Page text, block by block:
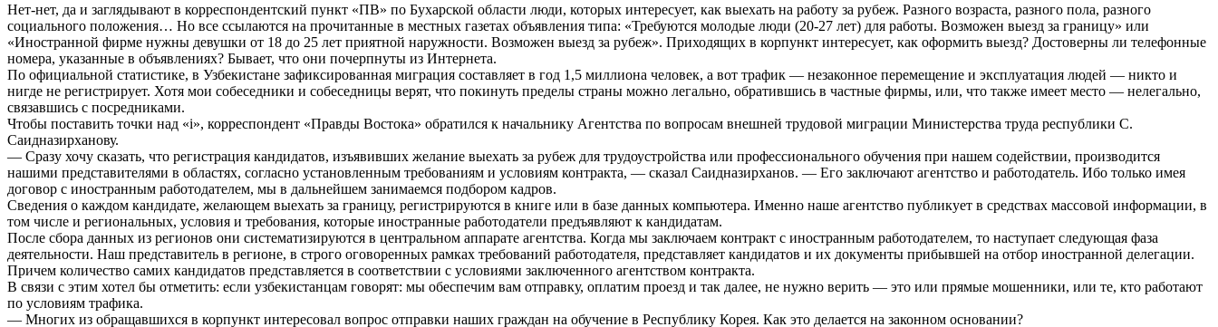
Нет-нет, да и заглядывают в корреспондентский пункт «ПВ» по Бухарской области люди, которых интересует, как выехать на работу за рубеж. Разного возраста, разного пола, разного
социального положения… Но все ссылаются на прочитанные в местных газетах объявления типа: «Требуются молодые люди (20-27 лет) для работы. Возможен выезд за границу» или
«Иностранной фирме нужны девушки от 18 до 25 лет приятной наружности. Возможен выезд за рубеж». Приходящих в корпункт интересует, как оформить выезд? Достоверны ли телефонные
номера, указанные в объявлениях? Бывает, что они почерпнуты из Интернета.
По официальной статистике, в Узбекистане зафиксированная миграция составляет в год 1,5 миллиона человек, а вот трафик — незаконное перемещение и эксплуатация людей — никто и
нигде не регистрирует. Хотя мои собеседники и собеседницы верят, что покинуть пределы страны можно легально, обратившись в частные фирмы, или, что также имеет место — нелегально,
связавшись с посредниками.
Чтобы поставить точки над «i», корреспондент «Правды Востока» обратился к начальнику Агентства по вопросам внешней трудовой миграции Министерства труда республики С.
Саидназирханову.
— Сразу хочу сказать, что регистрация кандидатов, изъявивших желание выехать за рубеж для трудоустройства или профессионального обучения при нашем содействии, производится
нашими представителями в областях, согласно установленным требованиям и условиям контракта, — сказал Саидназирханов. — Его заключают агентство и работодатель. Ибо только имея
договор с иностранным работодателем, мы в дальнейшем занимаемся подбором кадров.
Сведения о каждом кандидате, желающем выехать за границу, регистрируются в книге или в базе данных компьютера. Именно наше агентство публикует в средствах массовой информации, в
том числе и региональных, условия и требования, которые иностранные работодатели предъявляют к кандидатам.
После сбора данных из регионов они систематизируются в центральном аппарате агентства. Когда мы заключаем контракт с иностранным работодателем, то наступает следующая фаза
деятельности. Наш представитель в регионе, в строго оговоренных рамках требований работодателя, представляет кандидатов и их документы прибывшей на отбор иностранной делегации.
Причем количество самих кандидатов представляется в соответствии с условиями заключенного агентством контракта.
В связи с этим хотел бы отметить: если узбекистанцам говорят: мы обеспечим вам отправку, оплатим проезд и так далее, не нужно верить — это или прямые мошенники, или те, кто работают
по условиям трафика.
— Многих из обращавшихся в корпункт интересовал вопрос отправки наших граждан на обучение в Республику Корея. Как это делается на законном основании?